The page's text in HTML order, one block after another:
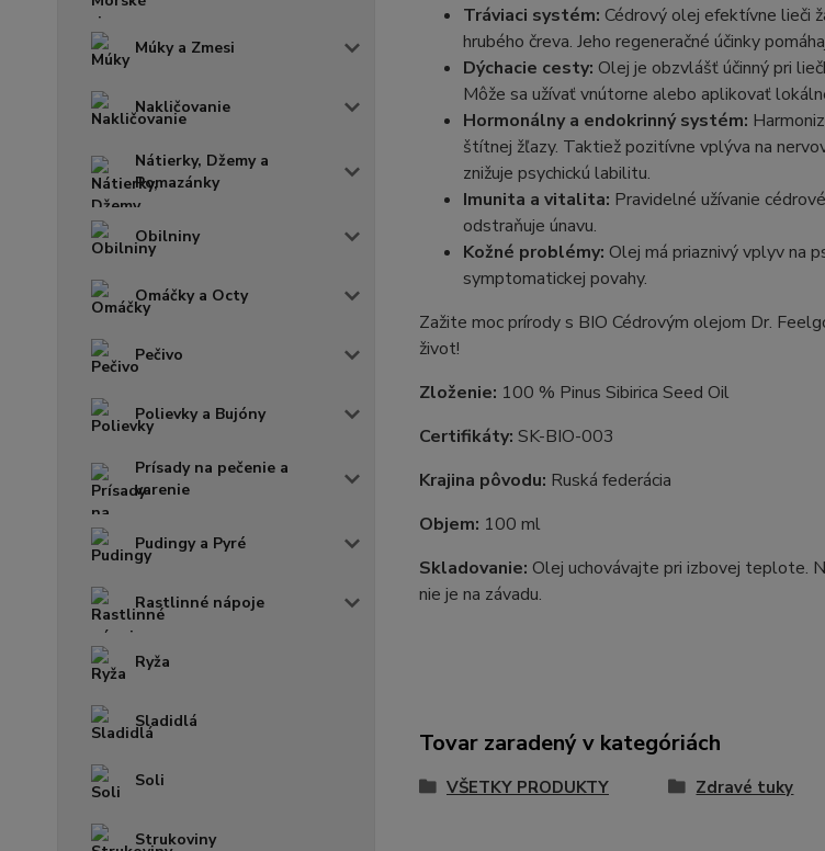
Múky a Zmesi
Nakličovanie
Nátierky, Džemy a
Pomazánky
Obilniny
Omáčky a Octy
Pečivo
Polievky a Bujóny
Prísady na pečenie a
varenie
Pudingy a Pyré
Rastlinné nápoje
Ryža
Sladidlá
Soli
Strukoviny
Tráviaci systém: Cédrový olej efektívne lieči
hrubého čreva. Jeho regeneračné účinky
Dýchacie cesty: Olej je obzvlášť účinný pri
Môže sa užívať vnútorne alebo aplikovať
Hormonálny a endokrinný systém:
štítnej žľazy. Taktiež pozitívne vplýva na
znižuje psychickú labilitu.
Imunita a vitalita: Pravidelné užívanie
odstraňuje únavu.
Kožné problémy: Olej má priaznivý vplyv na
symptomatickej povahy.
Zažite moc prírody s BIO Cédrovým olejom Dr.
život!
Zloženie: 100 % Pinus Sibirica Seed Oil
Certifikáty: SK-BIO-003
Krajina pôvodu: Ruská federácia
Objem: 100 ml
Skladovanie: Olej uchovávajte pri izbovej teplote.
nie je na závadu.
Tovar zaradený v kategóriách
VŠETKY PRODUKTY Zdravé tuky